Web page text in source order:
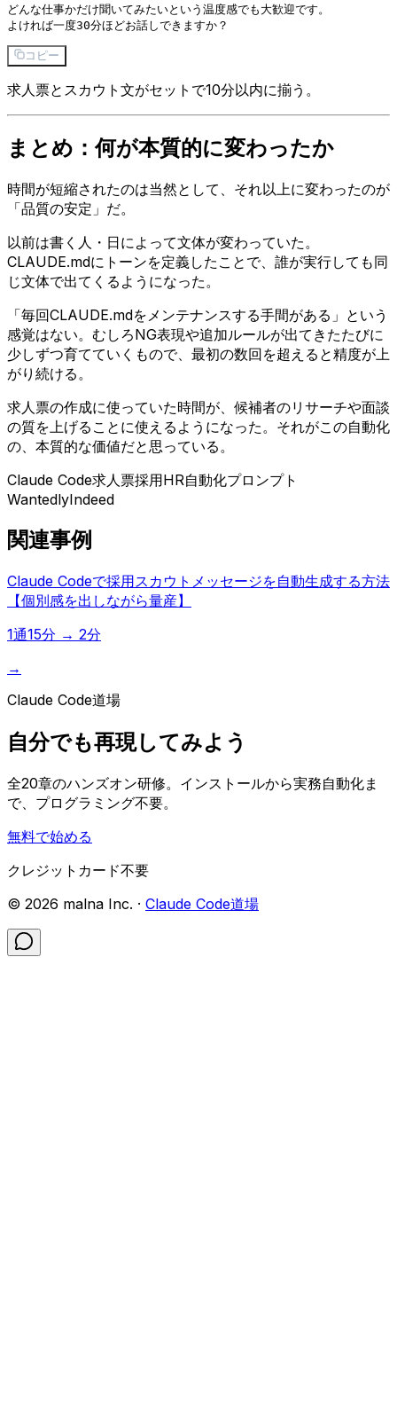
どんな仕事かだけ聞いてみたいという温度感でも大歓迎です。
コピー
求人票とスカウト文がセットで10分以内に揃う。
まとめ：何が本質的に変わったか
時間が短縮されたのは当然として、それ以上に変わったのが
「品質の安定」だ。
以前は書く人・日によって文体が変わっていた。
CLAUDE.mdにトーンを定義したことで、誰が実行しても同
じ文体で出てくるようになった。
「毎回CLAUDE.mdをメンテナンスする手間がある」という
感覚はない。むしろNG表現や追加ルールが出てきたたびに
少しずつ育てていくもので、最初の数回を超えると精度が上
がり続ける。
求人票の作成に使っていた時間が、候補者のリサーチや面談
の質を上げることに使えるようになった。それがこの自動化
の、本質的な価値だと思っている。
Claude Code求人票採用HR自動化プロンプト
WantedlyIndeed
関連事例
Claude Codeで採用スカウトメッセージを自動生成する方法
【個別感を出しながら量産】
1通15分 → 2分
→
Claude Code道場
自分でも再現してみよう
全20章のハンズオン研修。インストールから実務自動化ま
で、プログラミング不要。
無料で始める
クレジットカード不要
© 2026 malna Inc. · Claude Code道場